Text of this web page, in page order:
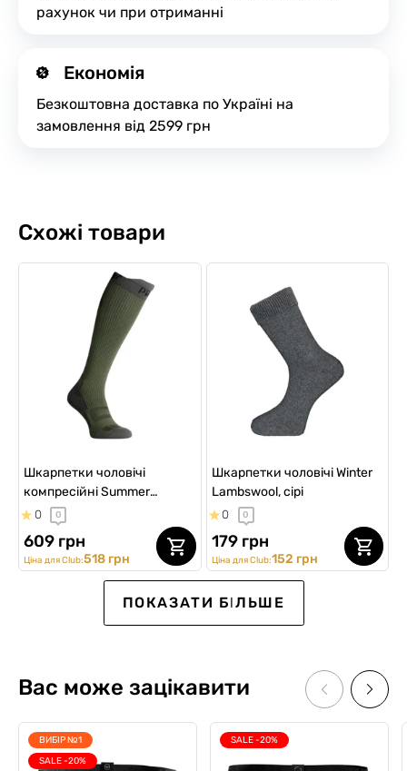
рахунок чи при отриманні
Економія
Безкоштовна доставка по Україні на
замовлення від 2599 грн
Схожі товари
Шкарпетки чоловічі
компресійні Summer
LongDry PRO, сірий хакі
0 0
609 грн
Ціна для Club:518 грн
Шкарпетки чоловічі Winter
Lambswool, сірі
0 0
179 грн
Ціна для Club:152 грн
Kids
Kids
NEW
ПОКАЗАТИ БІЛЬШЕ
Вас може зацікавити
ВИБІР №1
SALE -20%
SALE -20%